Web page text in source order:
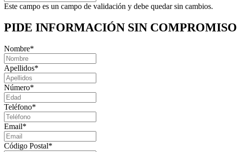
Este campo es un campo de validación y debe quedar sin cambios.
PIDE INFORMACIÓN SIN COMPROMISO
Nombre*
Apellidos*
Número*
Teléfono*
Email*
Código Postal*